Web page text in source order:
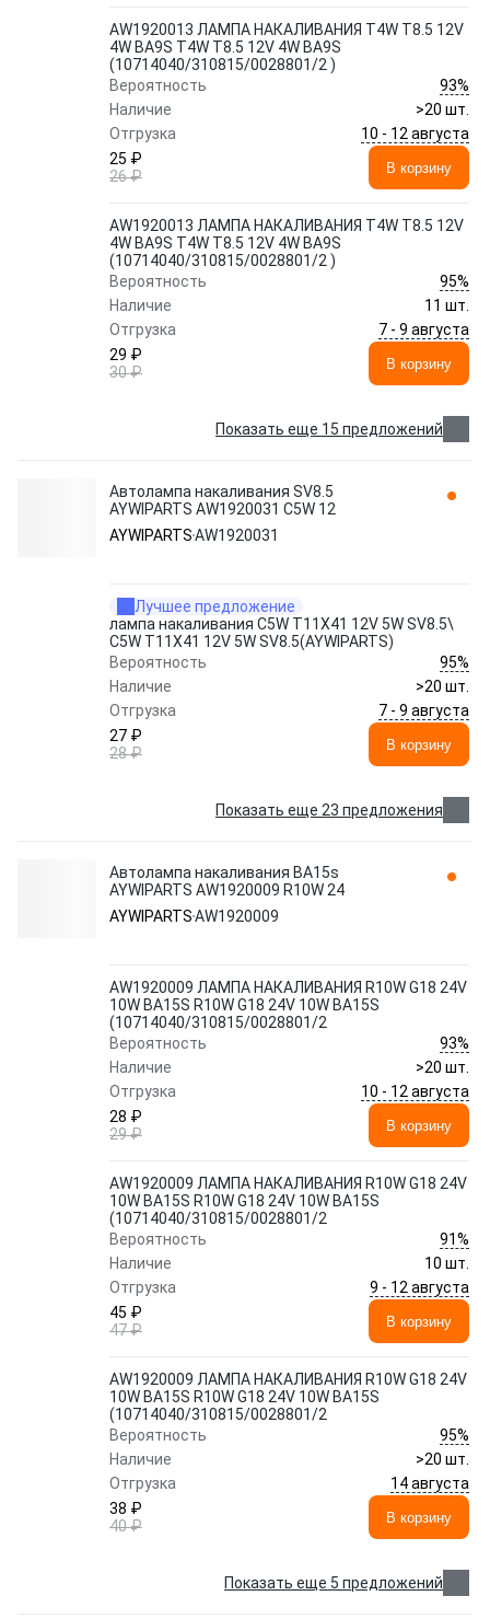
AW1920013 ЛАМПА НАКАЛИВАНИЯ T4W T8.5 12V
4W BA9S T4W T8.5 12V 4W BA9S
(10714040/310815/0028801/2 )
Вероятность
93%
Наличие
>20 шт.
Отгрузка
10 - 12 августа
25 ₽
26 ₽
В корзину
AW1920013 ЛАМПА НАКАЛИВАНИЯ T4W T8.5 12V
4W BA9S T4W T8.5 12V 4W BA9S
(10714040/310815/0028801/2 )
Вероятность
95%
Наличие
11 шт.
Отгрузка
7 - 9 августа
29 ₽
30 ₽
В корзину
Показать еще 15 предложений
Автолампа накаливания SV8.5
AYWIPARTS AW1920031 C5W 12
AYWIPARTSAW1920031
Лучшее предложение
лампа накаливания C5W T11X41 12V 5W SV8.5\
C5W T11X41 12V 5W SV8.5(AYWIPARTS)
Вероятность
95%
Наличие
>20 шт.
Отгрузка
7 - 9 августа
27 ₽
28 ₽
В корзину
Показать еще 23 предложения
Автолампа накаливания BA15s
AYWIPARTS AW1920009 R10W 24
AYWIPARTSAW1920009
AW1920009 ЛАМПА НАКАЛИВАНИЯ R10W G18 24V
10W BA15S R10W G18 24V 10W BA15S
(10714040/310815/0028801/2
Вероятность
93%
Наличие
>20 шт.
Отгрузка
10 - 12 августа
28 ₽
29 ₽
В корзину
AW1920009 ЛАМПА НАКАЛИВАНИЯ R10W G18 24V
10W BA15S R10W G18 24V 10W BA15S
(10714040/310815/0028801/2
Вероятность
91%
Наличие
10 шт.
Отгрузка
9 - 12 августа
45 ₽
47 ₽
В корзину
AW1920009 ЛАМПА НАКАЛИВАНИЯ R10W G18 24V
10W BA15S R10W G18 24V 10W BA15S
(10714040/310815/0028801/2
Вероятность
95%
Наличие
>20 шт.
Отгрузка
14 августа
38 ₽
40 ₽
В корзину
Показать еще 5 предложений